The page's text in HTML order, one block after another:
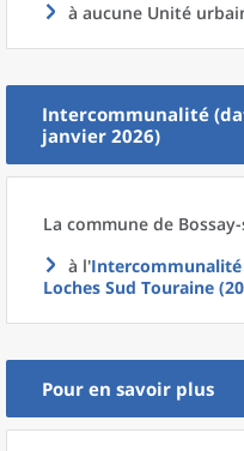
à aucune Unité
Intercommunalité
janvier 2026)
La commune de
à l'Intercommunalité
Loches Sud Touraine
Pour en savoir plus